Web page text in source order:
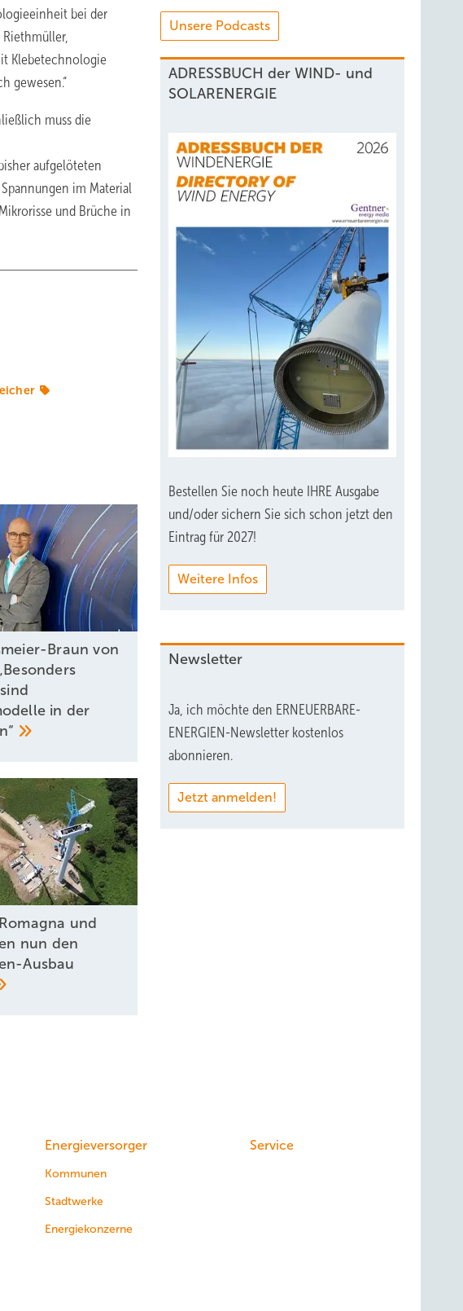
bei der
Klebetechnologie
gewesen.“
muss die
aufgelöteten
im Material
und Brüche in
Braun von
in der
und
nun den
Ausbau
Unsere Podcasts
ADRESSBUCH der WIND- und
SOLARENERGIE
Bestellen Sie noch heute IHRE Ausgabe
und/oder sichern Sie sich schon jetzt den
Eintrag für 2027!
Weitere Infos
Newsletter
Ja, ich möchte den ERNEUERBARE-
ENERGIEN-Newsletter kostenlos
abonnieren.
Jetzt anmelden!
Energieversorger
Kommunen
Stadtwerke
Energiekonzerne
Service